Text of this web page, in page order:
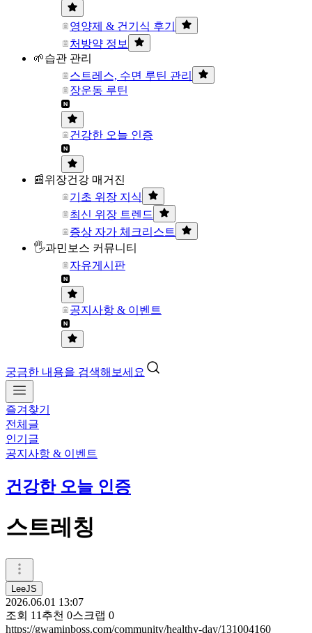
영양제 & 건기식 후기
처방약 정보
🌱습관 관리
스트레스, 수면 루틴 관리
장운동 루틴
건강한 오늘 인증
📰위장건강 매거진
기초 위장 지식
최신 위장 트렌드
증상 자가 체크리스트
🖐과민보스 커뮤니티
자유게시판
공지사항 & 이벤트
궁금한 내용을 검색해보세요
즐겨찾기
전체글
인기글
공지사항 & 이벤트
건강한 오늘 인증
스트레칭
LeeJS
2026.06.01 13:07
조회 11 추천 0스크랩 0
https://gwaminboss.com/community/healthy-day/131004160